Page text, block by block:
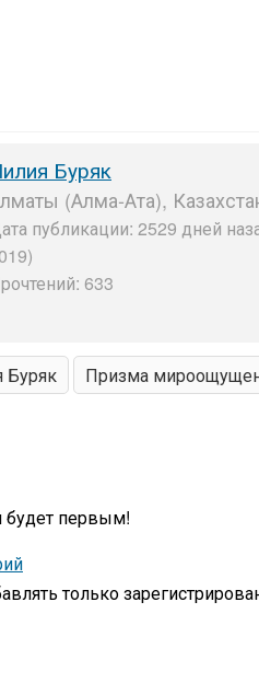
Буряк
(Алма-Ата),
публикации: 2529 дней
633
Буряк Призма
первым!
только